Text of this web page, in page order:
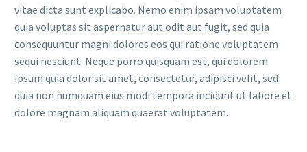
vitae dicta sunt explicabo. Nemo enim ipsam voluptatem
quia voluptas sit aspernatur aut odit aut fugit, sed quia
consequuntur magni dolores eos qui ratione voluptatem
sequi nesciunt. Neque porro quisquam est, qui dolorem
ipsum quia dolor sit amet, consectetur, adipisci velit, sed
quia non numquam eius modi tempora incidunt ut labore et
dolore magnam aliquam quaerat voluptatem.